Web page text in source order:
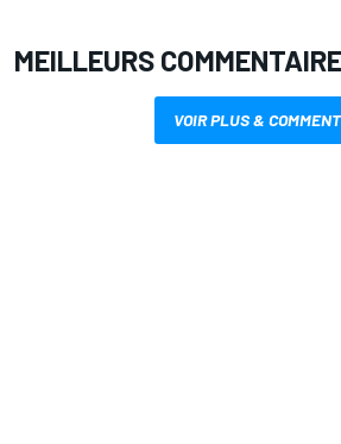
MEILLEURS
VOIR PLUS &